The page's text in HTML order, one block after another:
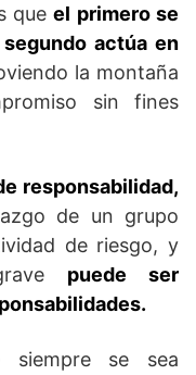
queel primero se
actúa en
la montaña
sin fines
responsabilidad,
de un grupo
de riesgo, y
puede ser
siempre se sea